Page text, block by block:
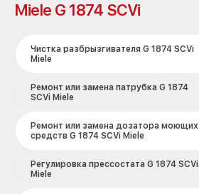
Miele G 1874 SCVi
Чистка разбрызгивателя G 1874 SCVi
Miele
Ремонт или замена патрубка G 1874
SCVi Miele
Ремонт или замена дозатора моющих
средств G 1874 SCVi Miele
Регулировка прессостата G 1874 SCVi
Miele